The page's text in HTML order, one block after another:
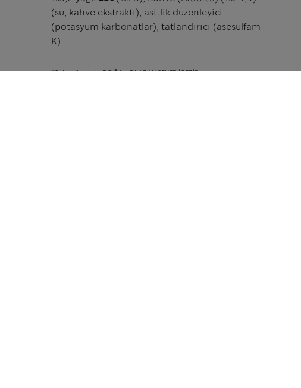
(su, kahve ekstraktı), asitlik düzenleyici
(potasyum karbonatlar), tatlandırıcı (asesülfam
K).
*Şeker ilavesiz. DOĞAL OLARAK ŞEKER İÇERİR.